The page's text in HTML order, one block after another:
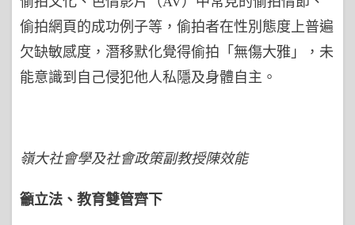
偷拍網頁的成功例子等，偷拍者在性別態度上普遍
欠缺敏感度，潛移默化覺得偷拍「無傷大雅」，未
能意識到自己侵犯他人私隱及身體自主。
嶺大社會學及社會政策副教授陳效能
籲立法、教育雙管齊下